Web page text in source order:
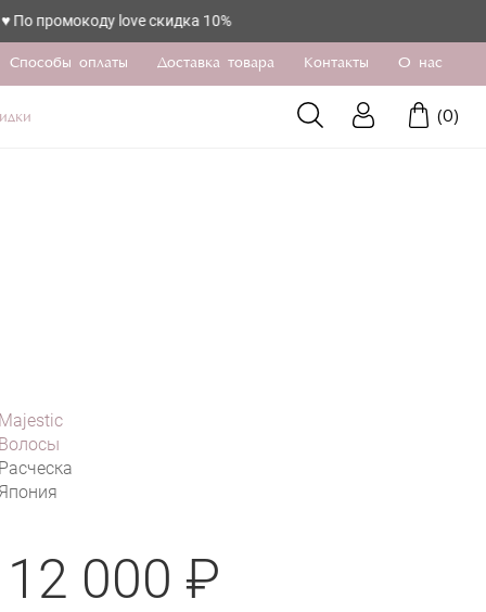
love скидка 10%
Способы оплаты Доставка товара Контакты О нас
(0)
12 000 ₽